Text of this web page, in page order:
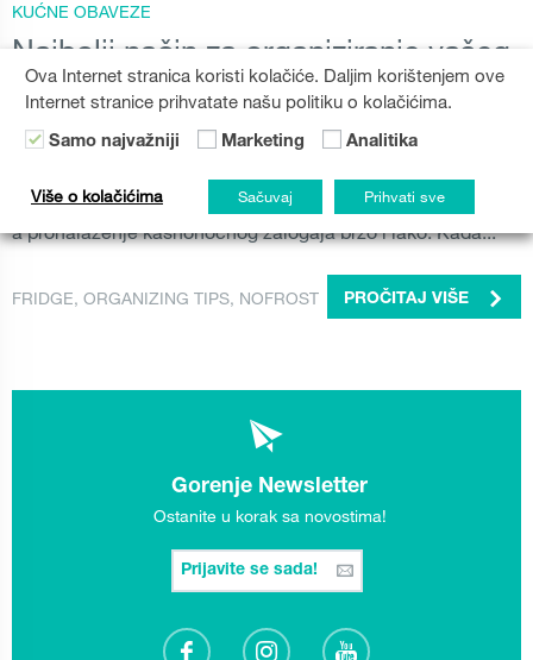
KUĆNE OBAVEZE
Najbolji način za organiziranje vašeg
side-by-side frižidera
Side-by-side frižider radi više od samog hlađenja hrane—
unosi praktičnost i stil u vašu svakodnevnicu. S obiljem
prostora i pametnim funkcijama, pomaže vam da ostanete
organizovani, tako da priprema obroka postaje jednostavna,
a pronalaženje kasnonoćnog zalogaja brzo i lako. Kada...
FRIDGE, ORGANIZING TIPS, NOFROST PROČITAJ VIŠE
Gorenje Newsletter
Ostanite u korak sa novostima!
Prijavite se sada!
Ova Internet stranica koristi kolačiće. Daljim korištenjem ove
Internet stranice prihvatate našu politiku o kolačićima.
Samo najvažniji Marketing Analitika
Više o kolačićima Sačuvaj Prihvati sve